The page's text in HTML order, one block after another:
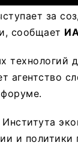
за
сообщает
агентство
и политики